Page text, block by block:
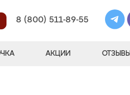
8 (800) 511-89-55
АКЦИИ ОТЗЫВЫ